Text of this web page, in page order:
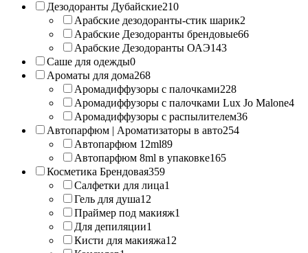
Дезодоранты Дубайские210
Арабские дезодоранты-стик шарик2
Арабские Дезодоранты брендовые66
Арабские Дезодоранты ОАЭ143
Саше для одежды0
Ароматы для дома268
Аромадиффузоры с палочками228
Аромадиффузоры с палочками Lux Jo Malone4
Аромадиффузоры с распылителем36
Автопарфюм | Ароматизаторы в авто254
Автопарфюм 12ml89
Автопарфюм 8ml в упаковке165
Косметика Брендовая359
Салфетки для лица1
Гель для душа12
Праймер под макияж1
Для депиляции1
Кисти для макияжа12